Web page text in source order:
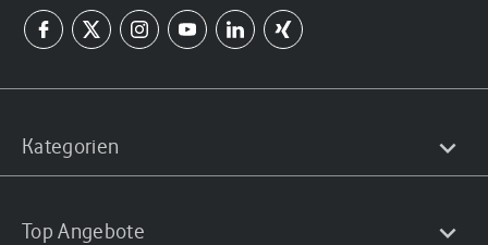
Kategorien
Top Angebote